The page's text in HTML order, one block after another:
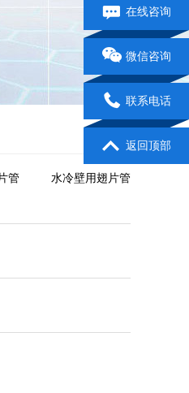
管 水冷壁用翅片管
在线咨询
微信咨询
联系电话
返回顶部